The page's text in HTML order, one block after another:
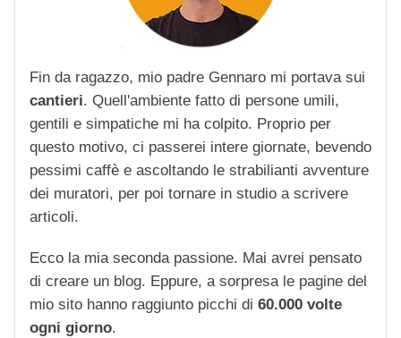
Fin da ragazzo, mio padre Gennaro mi portava sui
cantieri. Quell'ambiente fatto di persone umili,
gentili e simpatiche mi ha colpito. Proprio per
questo motivo, ci passerei intere giornate, bevendo
pessimi caffè e ascoltando le strabilianti avventure
dei muratori, per poi tornare in studio a scrivere
articoli.
Ecco la mia seconda passione. Mai avrei pensato
di creare un blog. Eppure, a sorpresa le pagine del
mio sito hanno raggiunto picchi di 60.000 volte
ogni giorno.